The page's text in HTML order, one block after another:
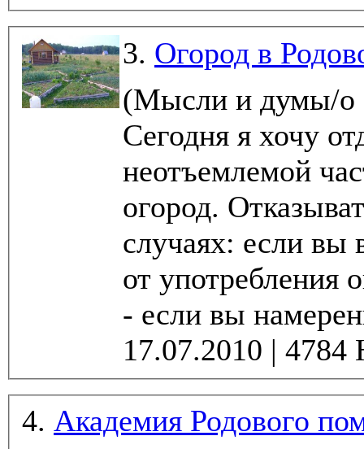
3. Огород в
(Мысли и думы/о
Сегодня я хочу
неотъемлемой
огород.
случаях: если вы
от употребления
- если вы
4. Академия Родового